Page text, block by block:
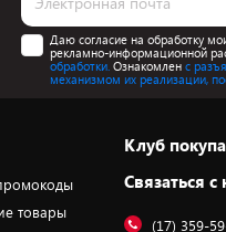
Даю согласие на обработку
рекламно-информационной
обработки. Ознакомлен с
механизмом их реализации,
товары
Клуб
Cвязаться
(17) 359-